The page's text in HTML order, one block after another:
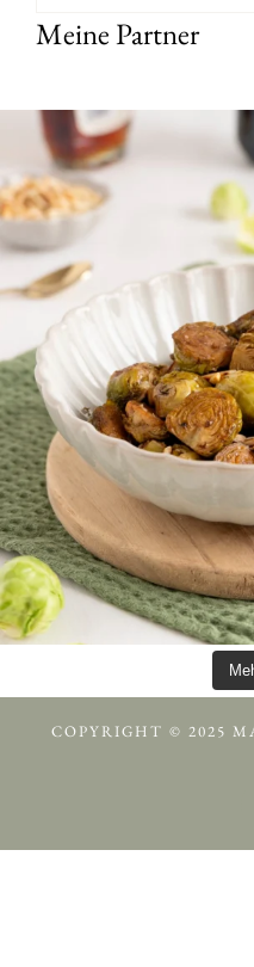
Meine Partner
COPYRIGHT © 2025